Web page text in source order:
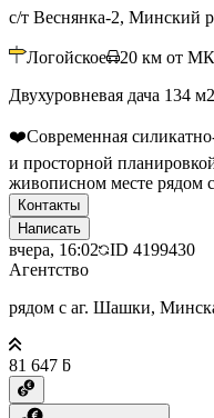
с/т Веснянка-2, Минский
Логойское 20 км от
Двухуровневая дача 134
❤️Современная
и просторной
живописном месте рядом
Контакты
Написать
вчера, 16:02 ID 4199430
Агентство
рядом с аг. Шашки,
81 647 ƃ